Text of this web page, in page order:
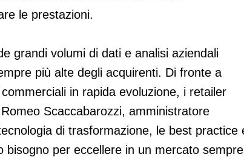
le prestazioni.
grandi volumi di dati e analisi aziendali
più alte degli acquirenti. Di fronte a
in rapida evoluzione, i retailer
Scaccabarozzi, amministratore
di trasformazione, le best practice
bisogno per eccellere in un mercato sempre